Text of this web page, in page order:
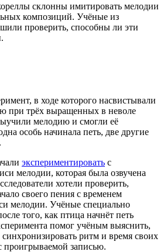
склонны имитировать мелодии
композиций. Учёные из
проверить, способны ли эти
в ходе которого насвистывали
при трёх выращенных в неволе
мелодию и смогли её
особь начинала петь, две другие
экспериментировать с
мелодии, которая была озвучена
хотели проверить,
своего пения с временем
мелодии. Учёные специально
того, как птица начнёт петь
помог учёным выяснить,
ритм и время своих
проигрываемой записью.